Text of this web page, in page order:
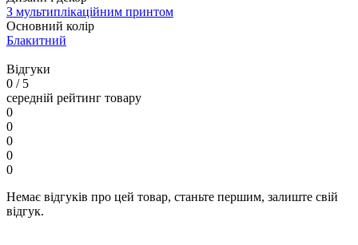
З мультиплікаційним принтом
Основний колір
Блакитний
Відгуки
0 / 5
середній рейтинг товару
0
0
0
0
0
Немає відгуків про цей товар, станьте першим, залиште свій
відгук.